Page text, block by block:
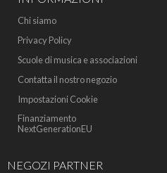
Chi siamo
Privacy Policy
Scuole di musica e associazioni
Contatta il nostro negozio
Impostazioni Cookie
Finanziamento
NextGenerationEU
NEGOZI PARTNER